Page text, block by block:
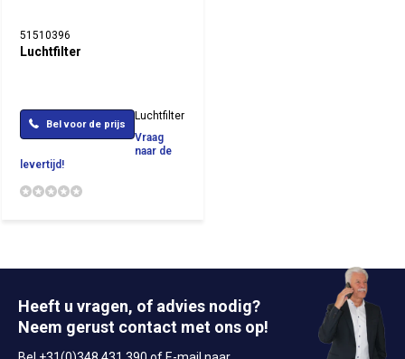
51510396
Luchtfilter
Bel voor de prijs
Luchtfilter
Vraag
naar de
levertijd!
Heeft u vragen, of advies nodig?
Neem gerust contact met ons op!